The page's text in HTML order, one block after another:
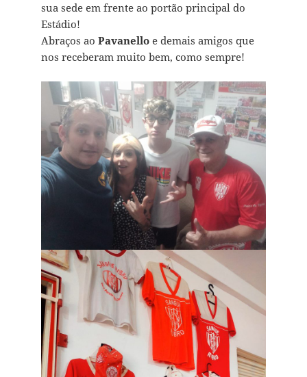
sua sede em frente ao portão principal do
Estádio!
Abraços ao Pavanelloe demais amigos que
nos receberam muito bem, como sempre!